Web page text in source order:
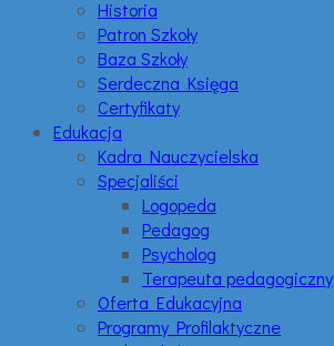
Historia
Patron Szkoły
Baza Szkoły
Serdeczna Księga
Certyfikaty
Edukacja
Kadra Nauczycielska
Specjaliści
Logopeda
Pedagog
Psycholog
Terapeuta pedagogiczny
Oferta Edukacyjna
Programy Profilaktyczne